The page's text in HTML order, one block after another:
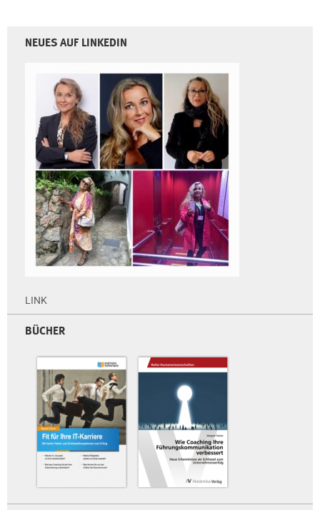
NEUES AUF LINKEDIN
LINK
BÜCHER